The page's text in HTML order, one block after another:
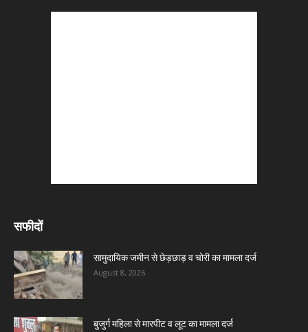
सफीदों
सामुदायिक जमीन से छेड़छाड़ व चोरी का मामला दर्ज
August 8, 2026
बुजुर्ग महिला से मारपीट व लूट का मामला दर्ज